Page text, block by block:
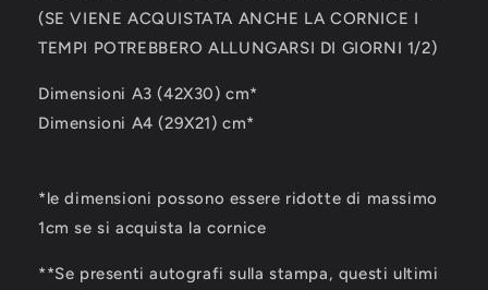
(SE VIENE ACQUISTATA ANCHE LA CORNICE I
TEMPI POTREBBERO ALLUNGARSI DI GIORNI 1/2)
Dimensioni A3 (42X30) cm*
Dimensioni A4 (29X21) cm*
*le dimensioni possono essere ridotte di massimo
1cm se si acquista la cornice
**Se presenti autografi sulla stampa, questi ultimi